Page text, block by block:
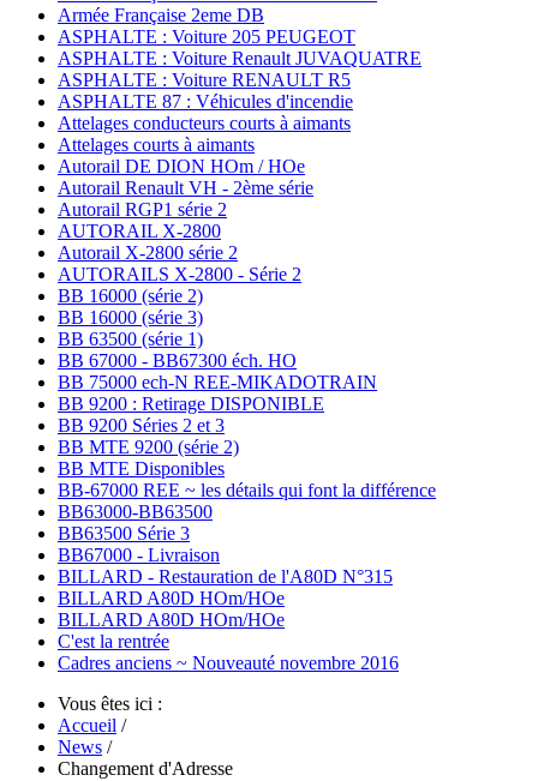
Armée Française 2eme DB
ASPHALTE : Voiture 205 PEUGEOT
ASPHALTE : Voiture Renault JUVAQUATRE
ASPHALTE : Voiture RENAULT R5
ASPHALTE 87 : Véhicules d'incendie
Attelages conducteurs courts à aimants
Attelages courts à aimants
Autorail DE DION HOm / HOe
Autorail Renault VH - 2ème série
Autorail RGP1 série 2
AUTORAIL X-2800
Autorail X-2800 série 2
AUTORAILS X-2800 - Série 2
BB 16000 (série 2)
BB 16000 (série 3)
BB 63500 (série 1)
BB 67000 - BB67300 éch. HO
BB 75000 ech-N REE-MIKADOTRAIN
BB 9200 : Retirage DISPONIBLE
BB 9200 Séries 2 et 3
BB MTE 9200 (série 2)
BB MTE Disponibles
BB-67000 REE ~ les détails qui font la différence
BB63000-BB63500
BB63500 Série 3
BB67000 - Livraison
BILLARD - Restauration de l'A80D N°315
BILLARD A80D HOm/HOe
BILLARD A80D HOm/HOe
C'est la rentrée
Cadres anciens ~ Nouveauté novembre 2016
Vous êtes ici :
Accueil /
News /
Changement d'Adresse